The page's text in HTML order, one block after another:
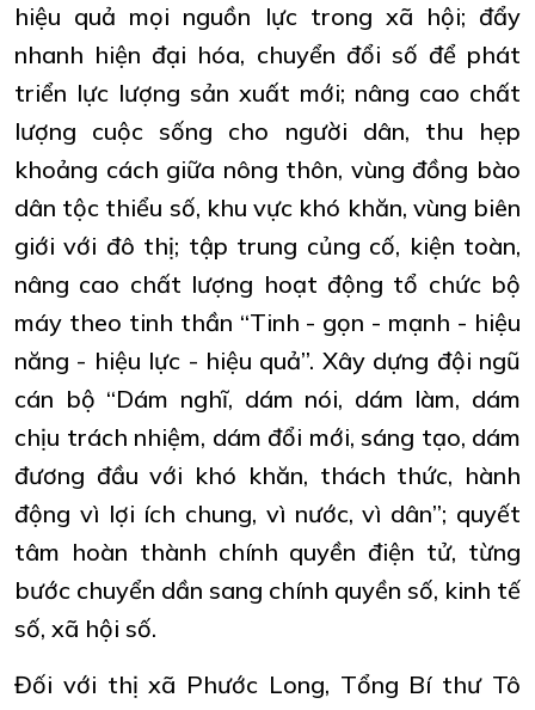
hiệu quả mọi nguồn lực trong xã hội; đẩy
nhanh hiện đại hóa, chuyển đổi số để phát
triển lực lượng sản xuất mới; nâng cao chất
lượng cuộc sống cho người dân, thu hẹp
khoảng cách giữa nông thôn, vùng đồng bào
dân tộc thiểu số, khu vực khó khăn, vùng biên
giới với đô thị; tập trung củng cố, kiện toàn,
nâng cao chất lượng hoạt động tổ chức bộ
máy theo tinh thần “Tinh - gọn - mạnh - hiệu
năng - hiệu lực - hiệu quả”. Xây dựng đội ngũ
cán bộ “Dám nghĩ, dám nói, dám làm, dám
chịu trách nhiệm, dám đổi mới, sáng tạo, dám
đương đầu với khó khăn, thách thức, hành
động vì lợi ích chung, vì nước, vì dân”; quyết
tâm hoàn thành chính quyền điện tử, từng
bước chuyển dần sang chính quyền số, kinh tế
số, xã hội số.
Đối với thị xã Phước Long, Tổng Bí thư Tô